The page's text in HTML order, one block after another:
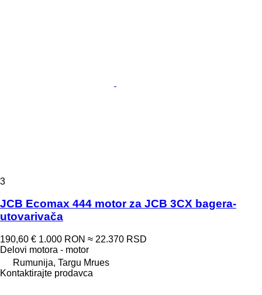
3
JCB Ecomax 444 motor za JCB 3CX bagera-
utovarivača
190,60 € 1.000 RON ≈ 22.370 RSD
Delovi motora - motor
Rumunija, Targu Mrues
Kontaktirajte prodavca